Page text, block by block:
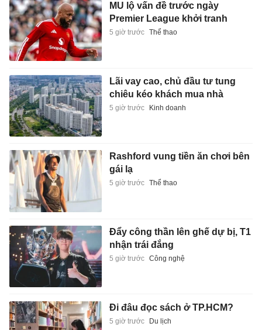
MU lộ vấn đề trước ngày
Premier League khởi tranh
5 giờ trước Thể thao
Lãi vay cao, chủ đầu tư tung
chiêu kéo khách mua nhà
5 giờ trước Kinh doanh
Rashford vung tiền ăn chơi bên
gái lạ
5 giờ trước Thể thao
Đẩy công thần lên ghế dự bị, T1
nhận trái đắng
5 giờ trước Công nghệ
Đi đâu đọc sách ở TP.HCM?
5 giờ trước Du lịch